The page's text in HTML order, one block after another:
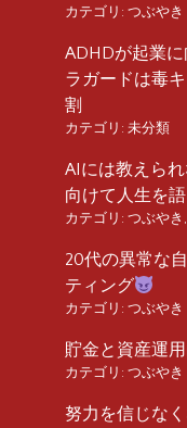
カテゴリ: つぶやき
ADHDが起業
ラガードは毒
割
カテゴリ: 未分類
AIには教えら
向けて人生を
カテゴリ: つぶやき ,
20代の異常な
ティング
カテゴリ: つぶやき
貯金と資産運
カテゴリ: つぶやき
努力を信じな